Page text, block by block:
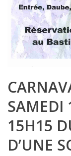
SAMEDI
15H15
D’UNE